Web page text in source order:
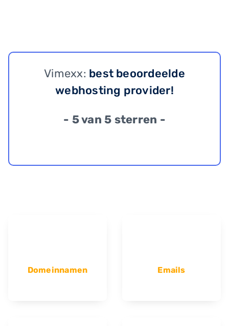
Vimexx: best beoordeelde
webhosting provider!
- 5 van 5 sterren -
Domeinnamen Emails